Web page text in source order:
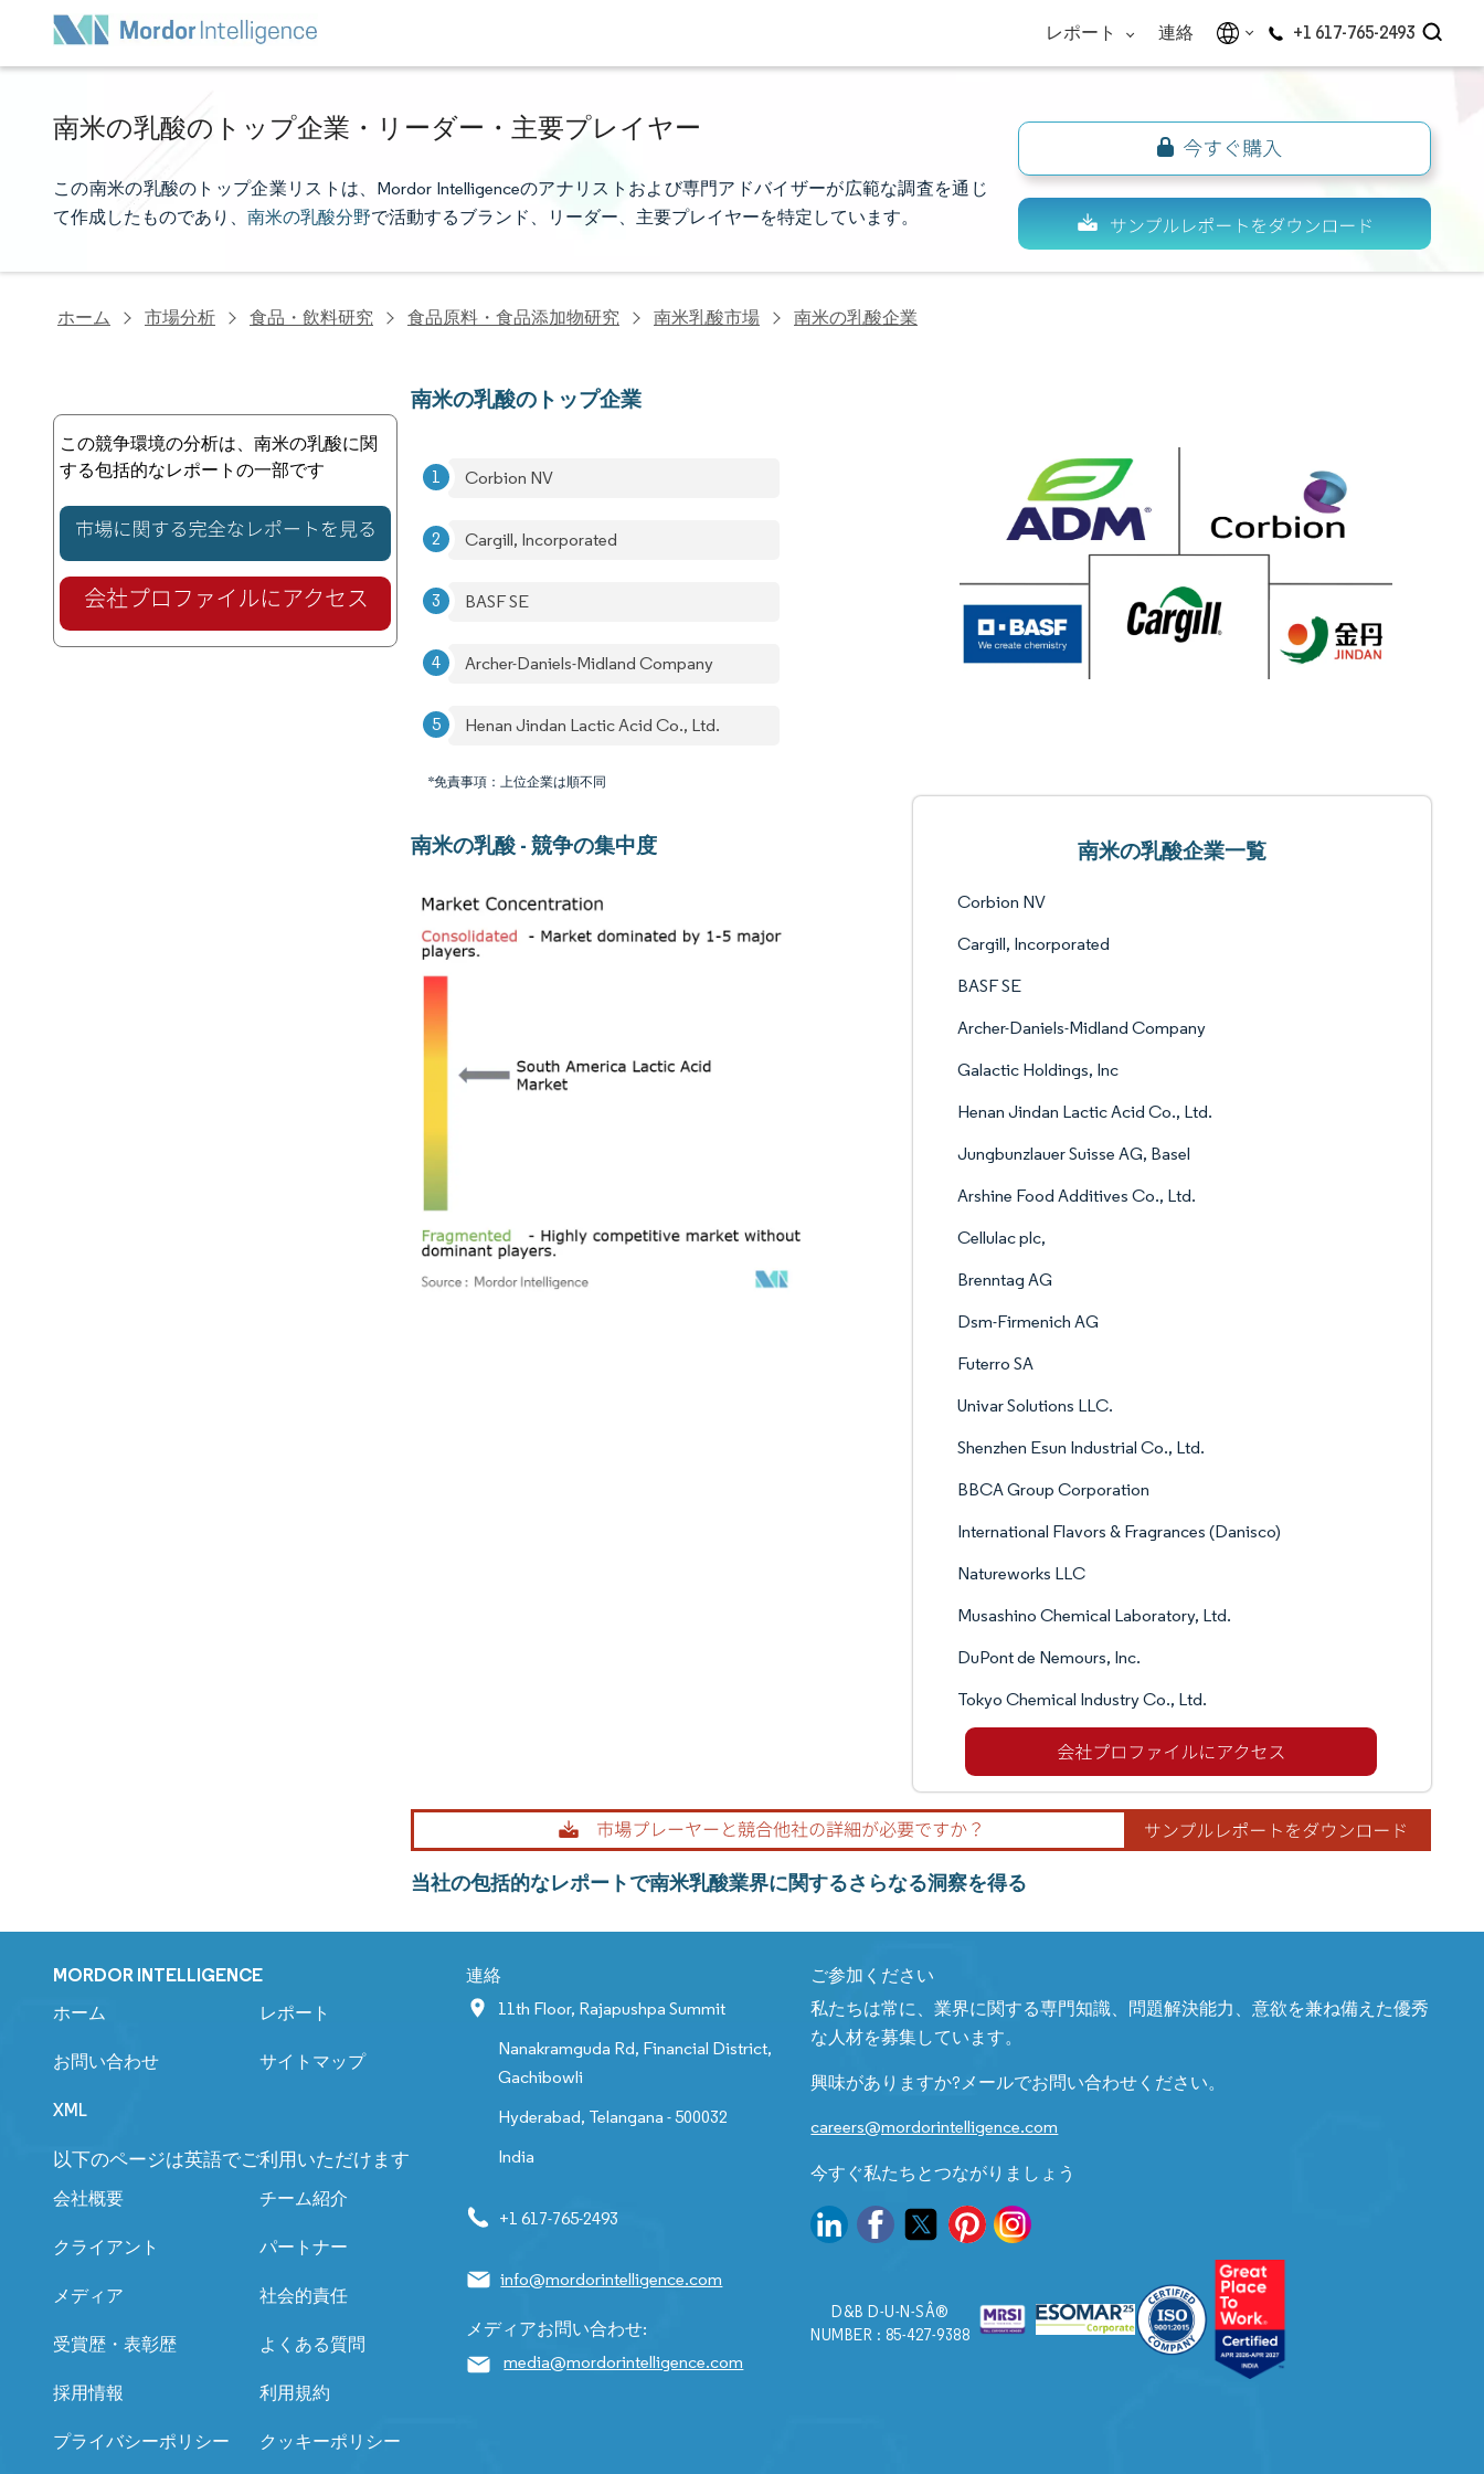
レポート 連絡 +1 617-765-2493
南米の乳酸のトップ企業・リーダー・主要プレイヤー
この南米の乳酸のトップ企業リストは、Mordor Intelligenceのアナリストおよび専門アドバイザーが広範な調査を通じ
て作成したものであり、 南米の乳酸分野で活動するブランド、リーダー、主要プレイヤーを特定しています。
ホーム 市場分析 食品・飲料研究 食品原料・食品添加物研究 南米乳酸市場 南米の乳酸企業
この競争環境の分析は、南米の乳酸に関
する包括的なレポートの一部です
南米の乳酸のトップ企業
Corbion NV
Cargill, Incorporated
BASF SE
Archer-Daniels-Midland Company
Henan Jindan Lactic Acid Co., Ltd.
*免責事項：上位企業は順不同
南米の乳酸 - 競争の集中度 南米の乳酸企業一覧
Corbion NV
Cargill, Incorporated
BASF SE
Archer-Daniels-Midland Company
Galactic Holdings, Inc
Henan Jindan Lactic Acid Co., Ltd.
Jungbunzlauer Suisse AG, Basel
Arshine Food Additives Co., Ltd.
Cellulac plc,
Brenntag AG
Dsm-Firmenich AG
Futerro SA
Univar Solutions LLC.
Shenzhen Esun Industrial Co., Ltd.
BBCA Group Corporation
International Flavors & Fragrances (Danisco)
Natureworks LLC
Musashino Chemical Laboratory, Ltd.
DuPont de Nemours, Inc.
Tokyo Chemical Industry Co., Ltd.
当社の包括的なレポートで南米乳酸業界に関するさらなる洞察を得る
MORDOR INTELLIGENCE
ホーム レポート
お問い合わせ サイトマップ
XML
以下のページは英語でご利用いただけます
会社概要 チーム紹介
クライアント パートナー
メディア 社会的責任
受賞歴・表彰歴 よくある質問
採用情報 利用規約
プライバシーポリシー クッキーポリシー
連絡
11th Floor, Rajapushpa Summit
Nanakramguda Rd, Financial District,
Gachibowli
Hyderabad, Telangana - 500032
India
+1 617-765-2493
info@mordorintelligence.com
メディアお問い合わせ:
media@mordorintelligence.com
ご参加ください
私たちは常に、業界に関する専門知識、問題解決能力、意欲を兼ね備えた優秀
な人材を募集しています。
興味がありますか?メールでお問い合わせください。
careers@mordorintelligence.com
今すぐ私たちとつながりましょう
D&B D-U-N-SÂ®
NUMBER : 85-427-9388